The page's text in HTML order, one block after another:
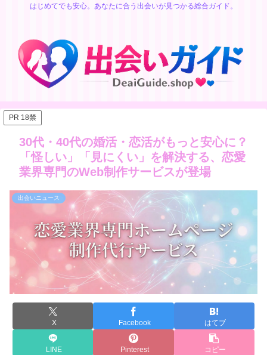
はじめてでも安心。あなたに合う出会いが見つかる総合ガイド。
PR 18禁
30代・40代の婚活・恋活がもっと安心に？
「怪しい」「見にくい」を解決する、恋愛
業界専門のWeb制作サービスが登場
出会いニュース
X Facebook はてブ
LINE Pinterest コピー